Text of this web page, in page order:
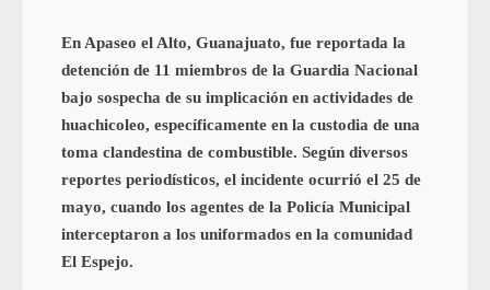
En Apaseo el Alto, Guanajuato, fue reportada la
detención de 11 miembros de la Guardia Nacional
bajo sospecha de su implicación en actividades de
huachicoleo, específicamente en la custodia de una
toma clandestina de combustible. Según diversos
reportes periodísticos, el incidente ocurrió el 25 de
mayo, cuando los agentes de la Policía Municipal
interceptaron a los uniformados en la comunidad
El Espejo.